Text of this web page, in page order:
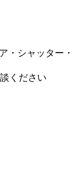
シャッター・
ください